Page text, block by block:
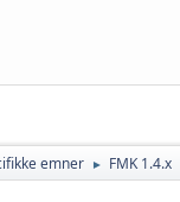
emner ► FMK 1.4.x